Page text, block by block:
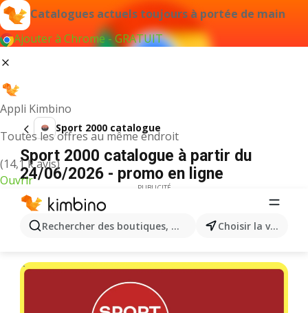
Catalogues actuels toujours à portée de main
Ajouter à Chrome - GRATUIT
Appli Kimbino
Toutes les offres au même endroit
(14,1 k avis)
Ouvrir
Rechercher des boutiques, des catégories, des Choisir la ville
Sport 2000 catalogue
Sport 2000 catalogue à partir du
24/06/2026 - promo en ligne
PUBLICITÉ